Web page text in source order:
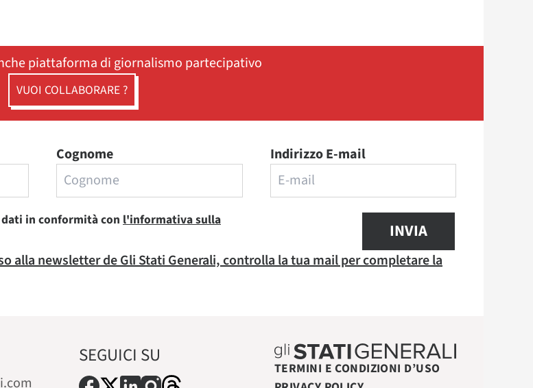
piattaforma di giornalismo partecipativo
VUOI COLLABORARE ?
Cognome Indirizzo E-mail
in conformità con l'informativa sulla
INVIA
alla newsletter de Gli Stati Generali, controlla la tua mail per completare la
SEGUICI SU
TERMINI E CONDIZIONI D’USO